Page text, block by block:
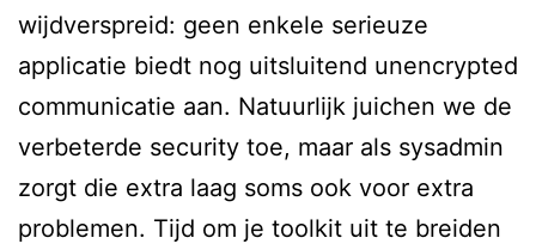
wijdverspreid: geen enkele serieuze
applicatie biedt nog uitsluitend unencrypted
communicatie aan. Natuurlijk juichen we de
verbeterde security toe, maar als sysadmin
zorgt die extra laag soms ook voor extra
problemen. Tijd om je toolkit uit te breiden